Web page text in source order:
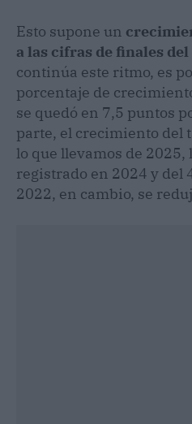
Esto supone un
a las cifras de finales del
continúa este ritmo, es
porcentaje de
se quedó en 7,5 puntos
parte, el crecimiento del
lo que llevamos de 2025,
registrado en 2024 y del
2022, en cambio, se